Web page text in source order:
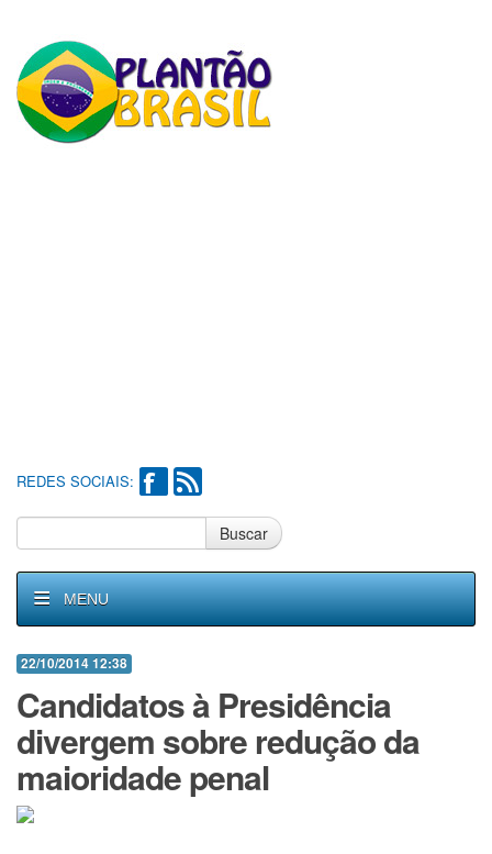
REDES SOCIAIS:
Buscar
MENU
22/10/2014 12:38
Candidatos à Presidência
divergem sobre redução da
maioridade penal